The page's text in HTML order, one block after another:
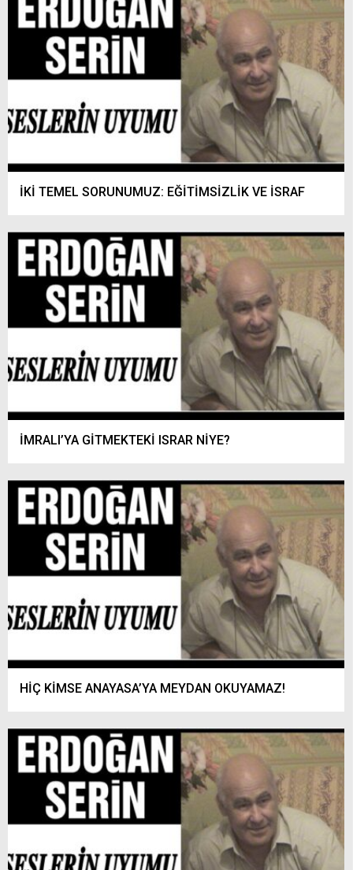
İKİ TEMEL SORUNUMUZ: EĞİTİMSİZLİK VE İSRAF
İMRALI’YA GİTMEKTEKİ ISRAR NİYE?
HİÇ KİMSE ANAYASA’YA MEYDAN OKUYAMAZ!